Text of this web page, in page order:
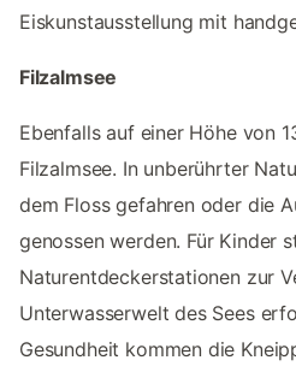
Eiskunstausstellung mit
Filzalmsee
Ebenfalls auf einer Höhe von
Filzalmsee. In unberührter
dem Floss gefahren oder die
genossen werden. Für Kinder
Naturentdeckerstationen zur
Unterwasserwelt des Sees
Gesundheit kommen die